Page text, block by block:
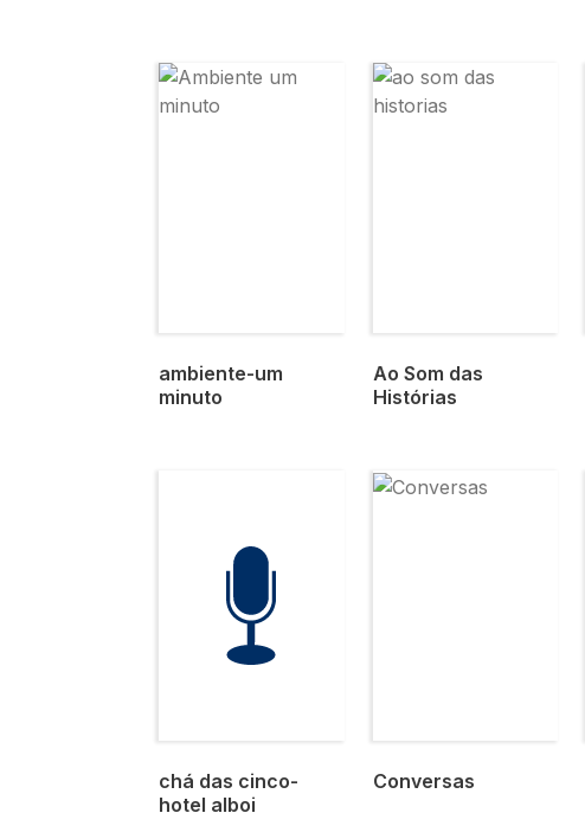
Imagem
ambiente-um
minuto
Imagem
Ao Som das
Histórias
chá das cinco-
hotel alboi
Imagem
Conversas